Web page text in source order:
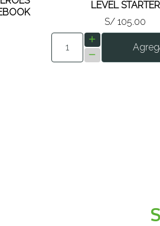
LEVEL STARTER
S/ 105.00